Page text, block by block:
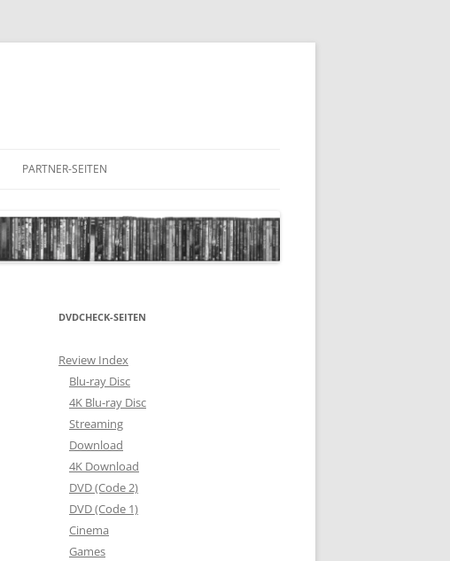
PARTNER-SEITEN
DVDCHECK-SEITEN
Review Index
Blu-ray Disc
4K Blu-ray Disc
Streaming
Download
4K Download
DVD (Code 2)
DVD (Code 1)
Cinema
Games